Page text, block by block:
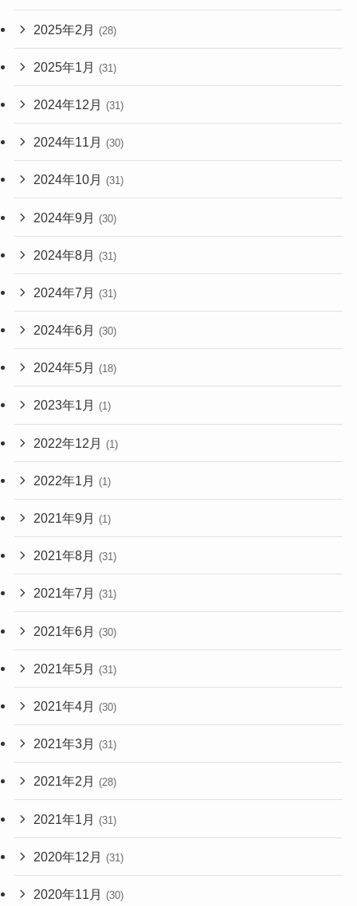
2025年2月 (28)
2025年1月 (31)
2024年12月 (31)
2024年11月 (30)
2024年10月 (31)
2024年9月 (30)
2024年8月 (31)
2024年7月 (31)
2024年6月 (30)
2024年5月 (18)
2023年1月 (1)
2022年12月 (1)
2022年1月 (1)
2021年9月 (1)
2021年8月 (31)
2021年7月 (31)
2021年6月 (30)
2021年5月 (31)
2021年4月 (30)
2021年3月 (31)
2021年2月 (28)
2021年1月 (31)
2020年12月 (31)
2020年11月 (30)